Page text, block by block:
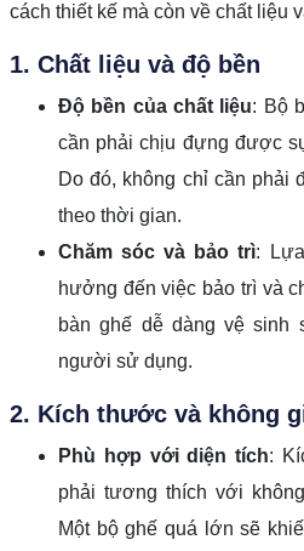
cách thiết kế mà còn về chất liệu
1. Chất liệu và độ bền
Độ bền của chất liệu: Bộ
cần phải chịu đựng được
Do đó, không chỉ cần phải
theo thời gian.
Chăm sóc và bảo trì:
hưởng đến việc bảo trì và
bàn ghế dễ dàng vệ sinh
người sử dụng.
2. Kích thước và không
Phù hợp với diện tích:
phải tương thích với
Một bộ ghế quá lớn sẽ